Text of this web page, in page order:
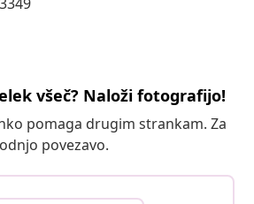
všeč? Naloži fotografijo!
pomaga drugim strankam. Za
povezavo.